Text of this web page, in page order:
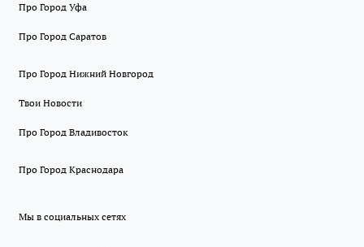
Про Город Уфа
Про Город Саратов
Про Город Нижний Новгород
Твои Новости
Про Город Владивосток
Про Город Краснодара
Мы в социальных сетях